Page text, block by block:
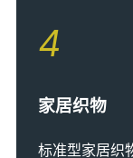
4
家居织物
标准型家居织